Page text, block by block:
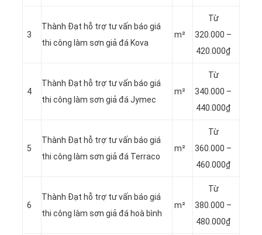
3
Thành Đạt hỗ trợ tư vấn báo giá
thi công làm sơn giả đá Kova
m²
Từ
320.000 –
420.000₫
4
Thành Đạt hỗ trợ tư vấn báo giá
thi công làm sơn giả đá Jymec
m²
Từ
340.000 –
440.000₫
5
Thành Đạt hỗ trợ tư vấn báo giá
thi công làm sơn giả đá Terraco
m²
Từ
360.000 –
460.000₫
6
Thành Đạt hỗ trợ tư vấn báo giá
thi công làm sơn giả đá hoà bình
m²
Từ
380.000 –
480.000₫